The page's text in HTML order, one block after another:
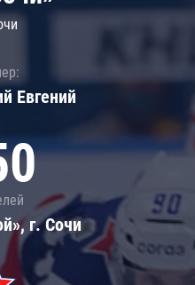
Евгений
г. Сочи